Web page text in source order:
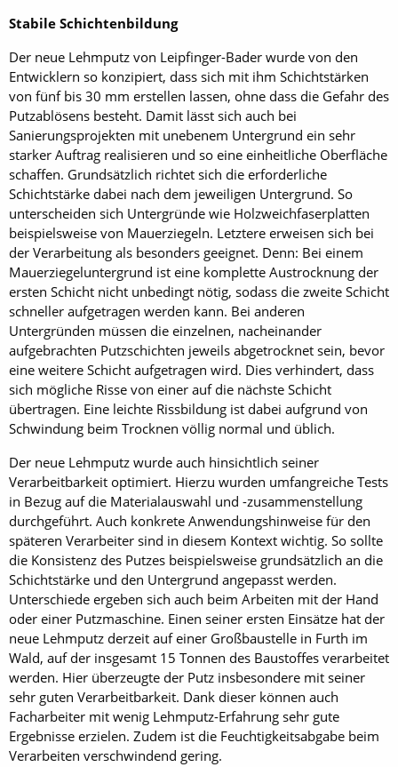
Stabile Schichtenbildung
Der neue Lehmputz von Leipfinger-Bader wurde von den
Entwicklern so konzipiert, dass sich mit ihm Schichtstärken
von fünf bis 30 mm erstellen lassen, ohne dass die Gefahr des
Putzablösens besteht. Damit lässt sich auch bei
Sanierungsprojekten mit unebenem Untergrund ein sehr
starker Auftrag realisieren und so eine einheitliche Oberfläche
schaffen. Grundsätzlich richtet sich die erforderliche
Schichtstärke dabei nach dem jeweiligen Untergrund. So
unterscheiden sich Untergründe wie Holzweichfaserplatten
beispielsweise von Mauerziegeln. Letztere erweisen sich bei
der Verarbeitung als besonders geeignet. Denn: Bei einem
Mauerziegeluntergrund ist eine komplette Austrocknung der
ersten Schicht nicht unbedingt nötig, sodass die zweite Schicht
schneller aufgetragen werden kann. Bei anderen
Untergründen müssen die einzelnen, nacheinander
aufgebrachten Putzschichten jeweils abgetrocknet sein, bevor
eine weitere Schicht aufgetragen wird. Dies verhindert, dass
sich mögliche Risse von einer auf die nächste Schicht
übertragen. Eine leichte Rissbildung ist dabei aufgrund von
Schwindung beim Trocknen völlig normal und üblich.
Der neue Lehmputz wurde auch hinsichtlich seiner
Verarbeitbarkeit optimiert. Hierzu wurden umfangreiche Tests
in Bezug auf die Materialauswahl und -zusammenstellung
durchgeführt. Auch konkrete Anwendungshinweise für den
späteren Verarbeiter sind in diesem Kontext wichtig. So sollte
die Konsistenz des Putzes beispielsweise grundsätzlich an die
Schichtstärke und den Untergrund angepasst werden.
Unterschiede ergeben sich auch beim Arbeiten mit der Hand
oder einer Putzmaschine. Einen seiner ersten Einsätze hat der
neue Lehmputz derzeit auf einer Großbaustelle in Furth im
Wald, auf der insgesamt 15 Tonnen des Baustoffes verarbeitet
werden. Hier überzeugte der Putz insbesondere mit seiner
sehr guten Verarbeitbarkeit. Dank dieser können auch
Facharbeiter mit wenig Lehmputz-Erfahrung sehr gute
Ergebnisse erzielen. Zudem ist die Feuchtigkeitsabgabe beim
Verarbeiten verschwindend gering.